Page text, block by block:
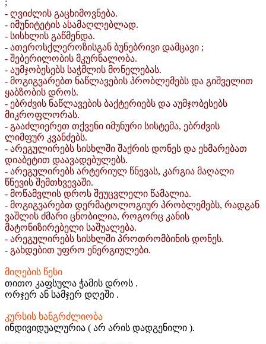
;
- ღვიძლის გაცხიმოვნება.
- იმუნიტეტის ასამაღლებლად.
- სისხლის გაწმენდა.
- ათეროსქლეროზისგან ბუნებრივი დამცავი ;
- შებერილობის მკურნალობა.
- აუმჯობესებს საჭმლის მონელებას.
- მოგიგვარებთ ნაწლავების პრობლემებს და გიშველით
ყაბზობის დროს.
- ებრძვის ნაწლავების ბაქტერიებს და აუმჯობესებს
მიკროფლორას.
- გააძლიერეთ თქვენი იმუნური სისტემა, ებრძვის
ლიმფურ კვანძებს.
- არეგულირებს სისხლში შაქრის დონეს და ეხმარებათ
დიაბეტით დაავადებულებს.
- არეგულირებს არტერიულ წნევას, კარგია მაღალი
წნევის შემთხვევაში.
- მოწამვლის დროს შეუცვლელი წამალია.
- მოგიგვარებთ დერმატოლოგიურ პრობლემებს, რადგან
ვაშლის ძმარი ცნობილია, როგორც კანის
მატონიზირებელი საშუალება.
- არეგულირებს სისხლში პროთრომბინის დონეს.
- გახდებით უფრო ენერგიულები.
მიღების წესი
თითო კაფსულა ჭამის დროს .
ორჯერ ან სამჯერ დღეში .
კურსის ხანგრძლიობა
ინდივიდუალურია ( არ არის დადგენილი ).